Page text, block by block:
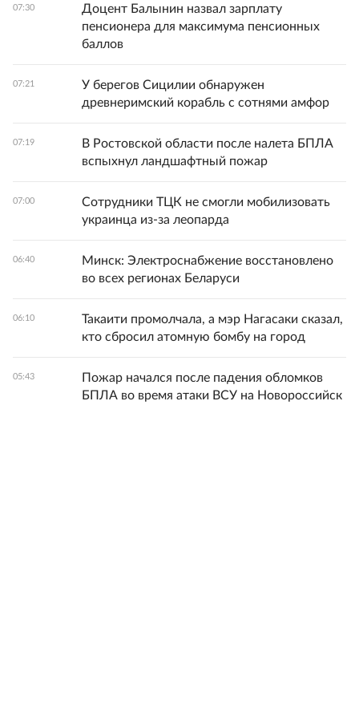
07:30
Доцент Балынин назвал зарплату
пенсионера для максимума пенсионных
баллов
07:21
У берегов Сицилии обнаружен
древнеримский корабль с сотнями амфор
07:19
В Ростовской области после налета БПЛА
вспыхнул ландшафтный пожар
07:00
Сотрудники ТЦК не смогли мобилизовать
украинца из-за леопарда
06:40
Минск: Электроснабжение восстановлено
во всех регионах Беларуси
06:10
Такаити промолчала, а мэр Нагасаки сказал,
кто сбросил атомную бомбу на город
05:43
Пожар начался после падения обломков
БПЛА во время атаки ВСУ на Новороссийск